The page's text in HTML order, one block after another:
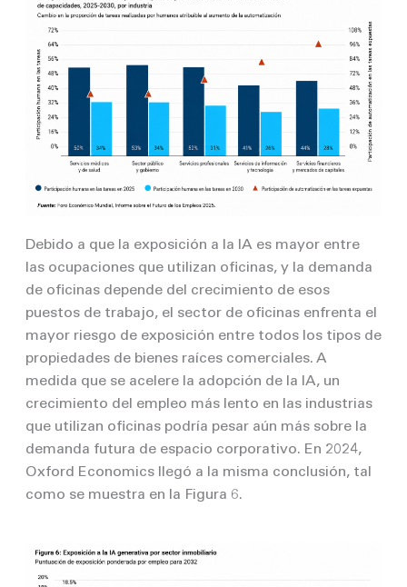
Debido a que la exposición a la IA es mayor entre
las ocupaciones que utilizan oficinas, y la demanda
de oficinas depende del crecimiento de esos
puestos de trabajo, el sector de oficinas enfrenta el
mayor riesgo de exposición entre todos los tipos de
propiedades de bienes raíces comerciales. A
medida que se acelere la adopción de la IA, un
crecimiento del empleo más lento en las industrias
que utilizan oficinas podría pesar aún más sobre la
demanda futura de espacio corporativo. En 2024,
Oxford Economics llegó a la misma conclusión, tal
como se muestra en la Figura 6.